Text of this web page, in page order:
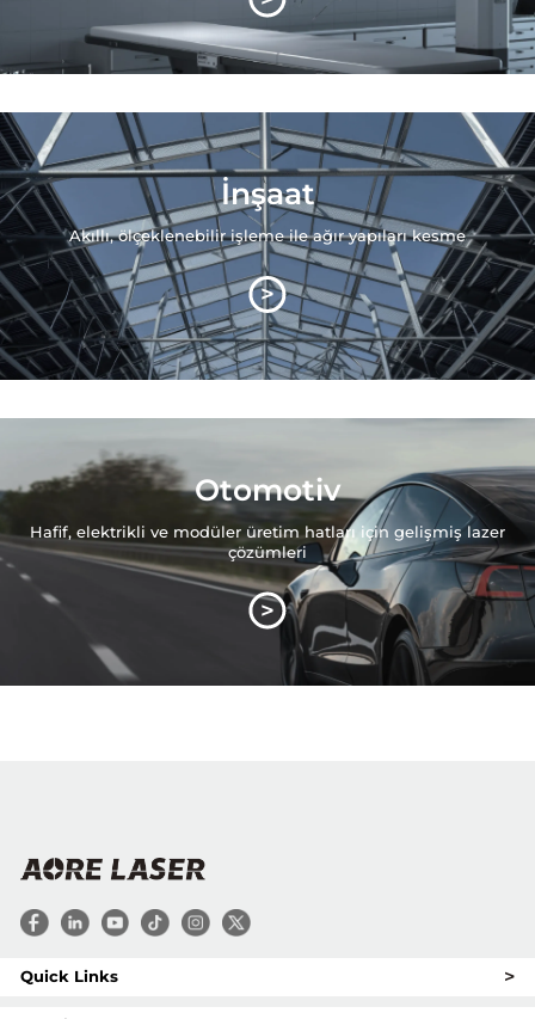
İnşaat
Akıllı, ölçeklenebilir işleme ile ağır yapıları kesme
>
Otomotiv
Hafif, elektrikli ve modüler üretim hatları için gelişmiş lazer
çözümleri
>
Quick Links >